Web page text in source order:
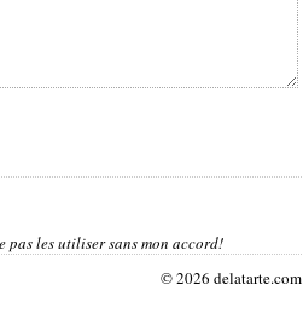
pas les utiliser sans mon accord!
© 2026 delatarte.com